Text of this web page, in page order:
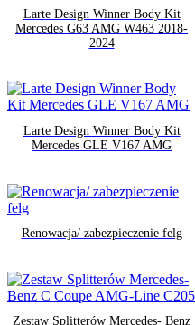
Larte Design Winner Body Kit
Mercedes G63 AMG W463 2018-
2024
Larte Design Winner Body Kit
Mercedes GLE V167 AMG
Renowacja/ zabezpieczenie felg
Zestaw Splitterów Mercedes- Benz